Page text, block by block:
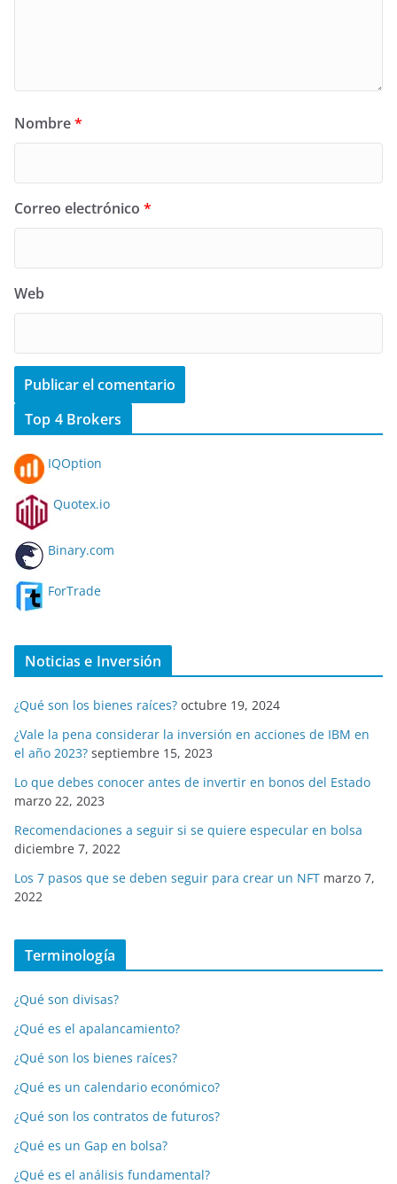
Nombre*
Correo electrónico *
Web
Top 4 Brokers
IQOption
Quotex.io
Binary.com
ForTrade
Noticias e Inversión
¿Qué son los bienes raíces? octubre 19, 2024
¿Vale la pena considerar la inversión en acciones de IBM en
el año 2023? septiembre 15, 2023
Lo que debes conocer antes de invertir en bonos del Estado
marzo 22, 2023
Recomendaciones a seguir si se quiere especular en bolsa
diciembre 7, 2022
Los 7 pasos que se deben seguir para crear un NFT marzo 7,
2022
Terminología
¿Qué son divisas?
¿Qué es el apalancamiento?
¿Qué son los bienes raíces?
¿Qué es un calendario económico?
¿Qué son los contratos de futuros?
¿Qué es un Gap en bolsa?
¿Qué es el análisis fundamental?